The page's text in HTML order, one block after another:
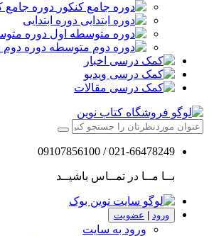
دوره جامع
دوره ابتدایی
دوره
دوره
اخبار
ویدیو
مقالات
021-66478249 / 09107856100
بــا مــا در تمــاس باشیــد
ورود عضویت
ورود به سایت